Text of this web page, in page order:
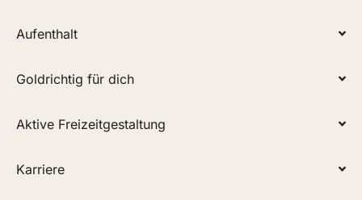
Aufenthalt
Goldrichtig für dich
Aktive Freizeitgestaltung
Karriere